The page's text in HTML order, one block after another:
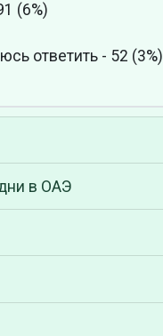
(6%)
ответить - 52 (3%)
в ОАЭ